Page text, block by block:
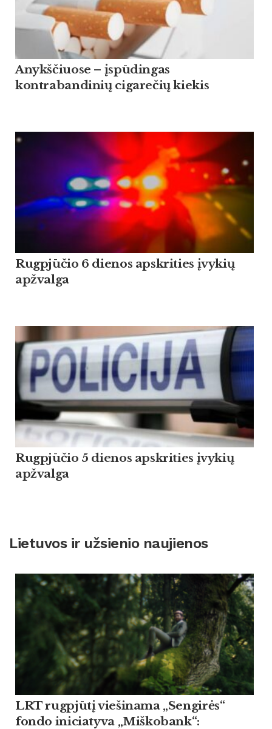
Anykščiuose – įspūdingas
kontrabandinių cigarečių kiekis
Rugpjūčio 6 dienos apskrities įvykių
apžvalga
Rugpjūčio 5 dienos apskrities įvykių
apžvalga
Lietuvos ir užsienio naujienos
LRT rugpjūtį viešinama „Sengirės“
fondo iniciatyva „Miškobank“: